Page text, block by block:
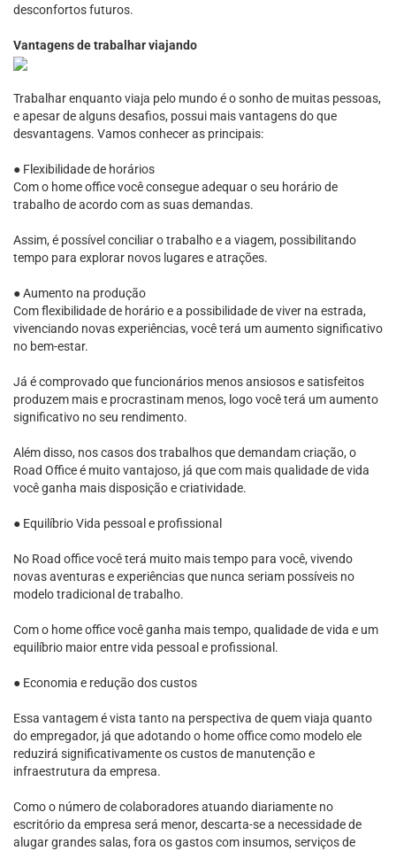
desconfortos futuros.
Vantagens de trabalhar viajando
Trabalhar enquanto viaja pelo mundo é o sonho de muitas pessoas,
e apesar de alguns desafios, possui mais vantagens do que
desvantagens. Vamos conhecer as principais:
● Flexibilidade de horários
Com o home office você consegue adequar o seu horário de
trabalho de acordo com as suas demandas.
Assim, é possível conciliar o trabalho e a viagem, possibilitando
tempo para explorar novos lugares e atrações.
● Aumento na produção
Com flexibilidade de horário e a possibilidade de viver na estrada,
vivenciando novas experiências, você terá um aumento significativo
no bem-estar.
Já é comprovado que funcionários menos ansiosos e satisfeitos
produzem mais e procrastinam menos, logo você terá um aumento
significativo no seu rendimento.
Além disso, nos casos dos trabalhos que demandam criação, o
Road Office é muito vantajoso, já que com mais qualidade de vida
você ganha mais disposição e criatividade.
● Equilíbrio Vida pessoal e profissional
No Road office você terá muito mais tempo para você, vivendo
novas aventuras e experiências que nunca seriam possíveis no
modelo tradicional de trabalho.
Com o home office você ganha mais tempo, qualidade de vida e um
equilíbrio maior entre vida pessoal e profissional.
● Economia e redução dos custos
Essa vantagem é vista tanto na perspectiva de quem viaja quanto
do empregador, já que adotando o home office como modelo ele
reduzirá significativamente os custos de manutenção e
infraestrutura da empresa.
Como o número de colaboradores atuando diariamente no
escritório da empresa será menor, descarta-se a necessidade de
alugar grandes salas, fora os gastos com insumos, serviços de